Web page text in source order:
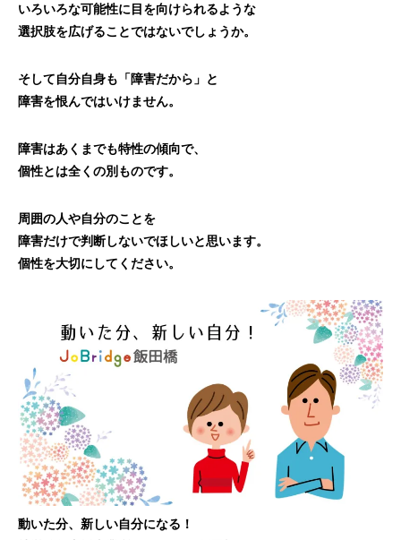
いろいろな可能性に目を向けられるような
選択肢を広げることではないでしょうか。
そして自分自身も「障害だから」と
障害を恨んではいけません。
障害はあくまでも特性の傾向で、
個性とは全くの別ものです。
周囲の人や自分のことを
障害だけで判断しないでほしいと思います。
個性を大切にしてください。
動いた分、新しい自分になる！